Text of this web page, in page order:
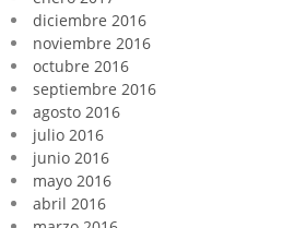
diciembre 2016
noviembre 2016
octubre 2016
septiembre 2016
agosto 2016
julio 2016
junio 2016
mayo 2016
abril 2016